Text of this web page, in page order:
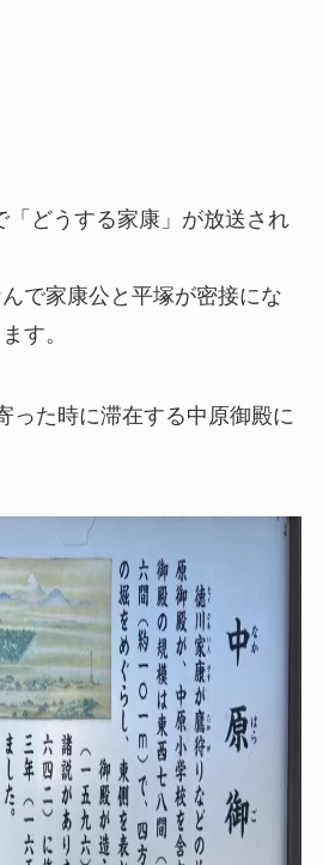
「どうする家康」が放送され
で家康公と平塚が密接にな
す。
った時に滞在する中原御殿に